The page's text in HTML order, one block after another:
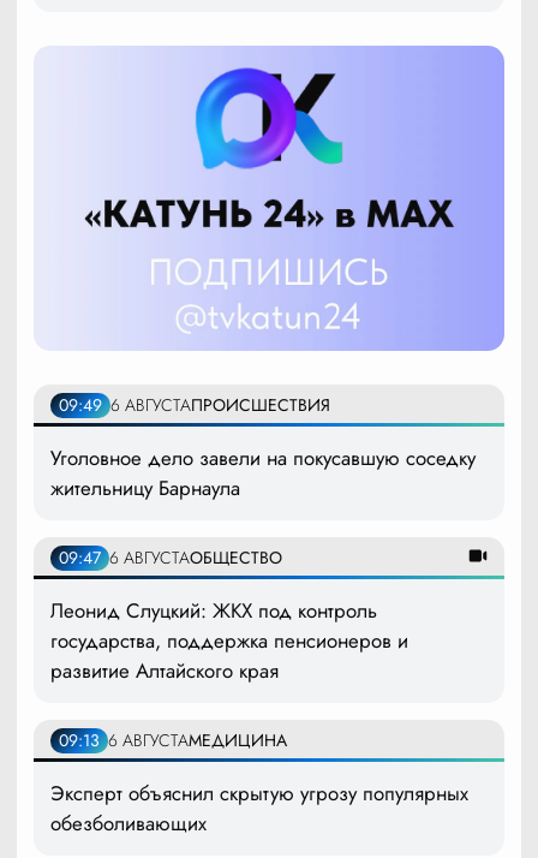
09:49 6 АВГУСТАПРОИСШЕСТВИЯ
Уголовное дело завели на покусавшую соседку
жительницу Барнаула
09:47 6 АВГУСТАОБЩЕСТВО
Леонид Слуцкий: ЖКХ под контроль
государства, поддержка пенсионеров и
развитие Алтайского края
09:13 6 АВГУСТАМЕДИЦИНА
Эксперт объяснил скрытую угрозу популярных
обезболивающих